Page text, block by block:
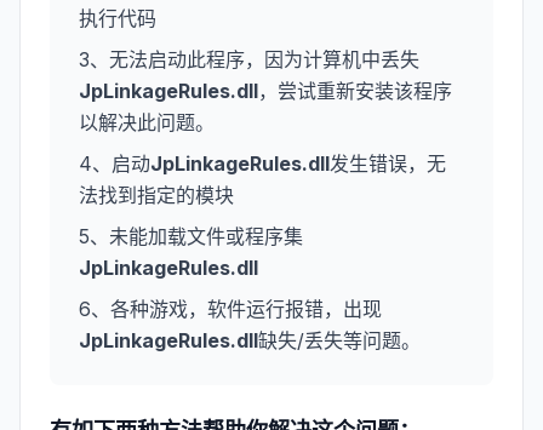
执行代码
3、无法启动此程序，因为计算机中丢失
JpLinkageRules.dll，尝试重新安装该程序
以解决此问题。
4、启动JpLinkageRules.dll发生错误，无
法找到指定的模块
5、未能加载文件或程序集
JpLinkageRules.dll
6、各种游戏，软件运行报错，出现
JpLinkageRules.dll缺失/丢失等问题。